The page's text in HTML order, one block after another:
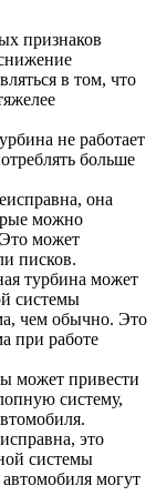
признаков
в том, что
не работает
больше
она
можно
может
писков.
турбина может
системы
чем обычно. Это
при работе
может привести
систему,
это
системы
могут